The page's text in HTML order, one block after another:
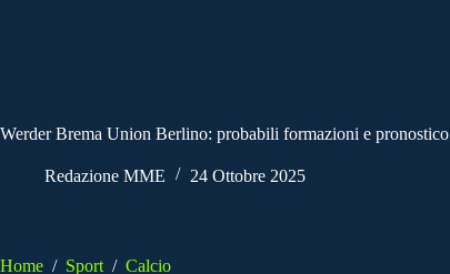
Werder Brema Union Berlino: probabili formazioni e pronostico
Redazione MME 24 Ottobre 2025
Home / Sport / Calcio